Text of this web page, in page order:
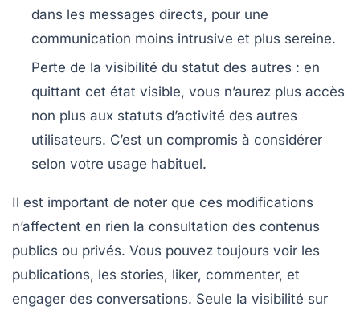
dans les messages directs, pour une
communication moins intrusive et plus sereine.
Perte de la visibilité du statut des autres : en
quittant cet état visible, vous n’aurez plus accès
non plus aux statuts d’activité des autres
utilisateurs. C’est un compromis à considérer
selon votre usage habituel.
Il est important de noter que ces modifications
n’affectent en rien la consultation des contenus
publics ou privés. Vous pouvez toujours voir les
publications, les stories, liker, commenter, et
engager des conversations. Seule la visibilité sur